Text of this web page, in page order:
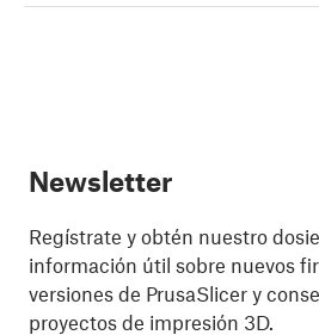
Newsletter
Regístrate y obtén nuestro
información útil sobre nuevos
versiones de PrusaSlicer y
proyectos de impresión 3D.